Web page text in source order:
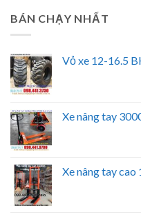
BÁN CHẠY NHẤT
Vỏ xe 12-16.5
Xe nâng tay
Xe nâng tay